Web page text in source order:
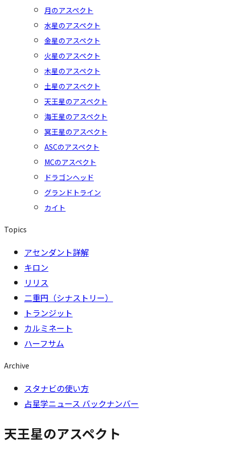
月のアスペクト
水星のアスペクト
金星のアスペクト
火星のアスペクト
木星のアスペクト
土星のアスペクト
天王星のアスペクト
海王星のアスペクト
冥王星のアスペクト
ASCのアスペクト
MCのアスペクト
ドラゴンヘッド
グランドトライン
カイト
Topics
アセンダント詳解
キロン
リリス
二重円（シナストリー）
トランジット
カルミネート
ハーフサム
Archive
スタナビの使い方
占星学ニュース バックナンバー
天王星のアスペクト